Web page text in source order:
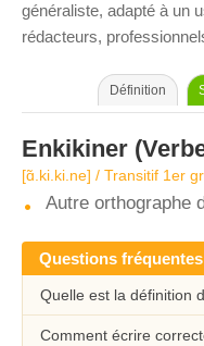
généraliste, adapté à un
rédacteurs,
Définition
Enkikiner
[ɑ̃.ki.ki.ne] / Transitif 1er
Autre orthographe
Questions fréquentes
Quelle est la définition
Comment écrire